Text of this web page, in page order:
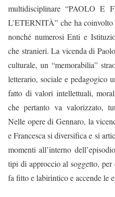
multidisciplinare “PAOLO E
L’ETERNITÀ” che ha
nonché numerosi Enti e
che stranieri. La vicenda di
culturale, un “memorabilia”
letterario, sociale e pedagogico
fatto di valori intellettuali,
che pertanto va valorizzato,
Nelle opere di Gennaro, la
e Francesca si diversifica e si
momenti all’interno
tipi di approccio al soggetto,
fa fitto e labirintico e accende le